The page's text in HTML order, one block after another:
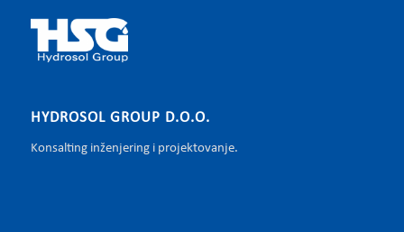
HYDROSOL GROUP D.O.O.
Konsalting inženjering i projektovanje.